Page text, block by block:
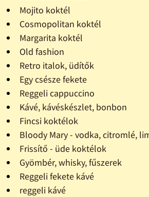
Mojito koktél
Cosmopolitan koktél
Margarita koktél
Old fashion
Retro italok, üdítők
Egy csésze fekete
Reggeli cappuccino
Kávé, kávéskészlet, bonbon
Fincsi koktélok
Bloody Mary - vodka, citromlé,
Frissítő - üde koktélok
Gyömbér, whisky, fűszerek
Reggeli fekete kávé
reggeli kávé